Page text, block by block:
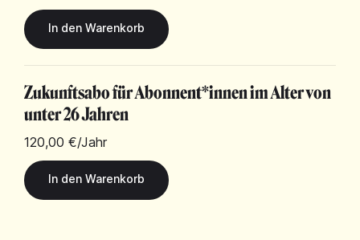
Zukunftsabo für Abonnent*innen im Alter von
unter 26 Jahren
120,00 €/Jahr